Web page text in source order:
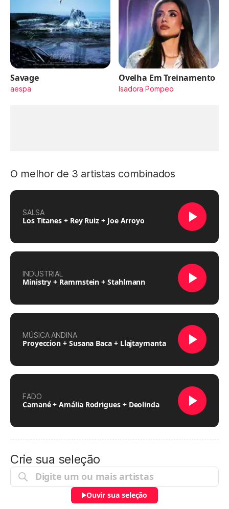
Savage
aespa
Ovelha Em Treinamento
Isadora Pompeo
O melhor de 3 artistas combinados
SALSA
Los Titanes + Rey Ruiz + Joe Arroyo
INDUSTRIAL
Ministry + Rammstein + Stahlmann
MÚSICA ANDINA
Proyeccion + Susana Baca + Llajtaymanta
FADO
Camané + Amália Rodrigues + Deolinda
Crie sua seleção
Ouvir sua seleção